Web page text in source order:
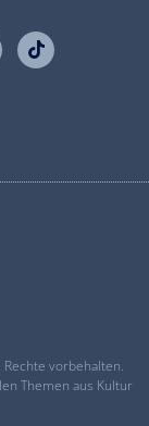
Rechte vorbehalten.
Themen aus Kultur